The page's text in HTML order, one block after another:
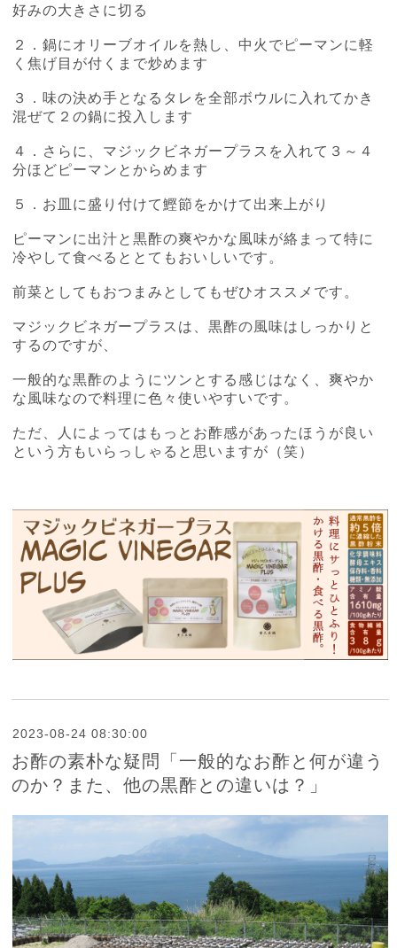
好みの大きさに切る
２．鍋にオリーブオイルを熱し、中火でピーマンに軽
く焦げ目が付くまで炒めます
３．味の決め手となるタレを全部ボウルに入れてかき
混ぜて２の鍋に投入します
４．さらに、マジックビネガープラスを入れて３～４
分ほどピーマンとからめます
５．お皿に盛り付けて鰹節をかけて出来上がり
ピーマンに出汁と黒酢の爽やかな風味が絡まって特に
冷やして食べるととてもおいしいです。
前菜としてもおつまみとしてもぜひオススメです。
マジックビネガープラスは、黒酢の風味はしっかりと
するのですが、
一般的な黒酢のようにツンとする感じはなく、爽やか
な風味なので料理に色々使いやすいです。
ただ、人によってはもっとお酢感があったほうが良い
という方もいらっしゃると思いますが（笑）
2023-08-24 08:30:00
お酢の素朴な疑問「一般的なお酢と何が違う
のか？また、他の黒酢との違いは？」